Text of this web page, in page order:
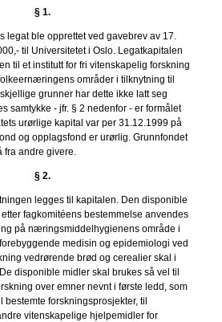
§ 1.
legat ble opprettet ved gavebrev av 17.
til Universitetet i Oslo. Legatkapitalen
til et institutt for fri vitenskapelig forskning
områder i tilknytning til
grunner har dette ikke latt seg
samtykke - jfr. § 2 nedenfor - er formålet
urørlige kapital var per 31.12.1999 på
og opplagsfond er urørlig. Grunnfondet
fra andre givere.
§ 2.
legges til kapitalen. Den disponible
fagkomitéens bestemmelse anvendes
på næringsmiddelhygienens område i
medisin og epidemiologi ved
vedrørende brød og cerealier skal i
disponible midler skal brukes så vel til
over emner nevnt i første ledd, som
bestemte forskningsprosjekter, til
vitenskapelige hjelpemidler for